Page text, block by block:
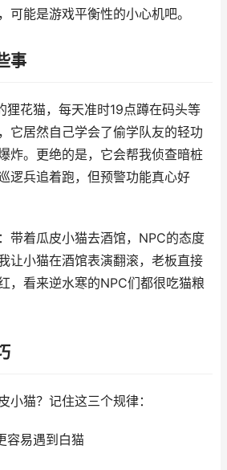
可能是游戏平衡性的小心机吧。
事
狸花猫，每天准时19点蹲在码头等
它居然自己学会了偷学队友的轻功
炸。更绝的是，它会帮我侦查暗桩
兵追着跑，但预警功能真心好
带着瓜皮小猫去酒馆，NPC的态度
让小猫在酒馆表演翻滚，老板直接
，看来逆水寒的NPC们都很吃猫粮
小猫？记住这三个规律：
容易遇到白猫